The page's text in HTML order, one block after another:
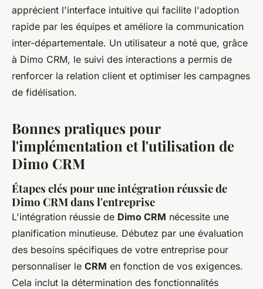
apprécient l'interface intuitive qui facilite l'adoption
rapide par les équipes et améliore la communication
inter-départementale. Un utilisateur a noté que, grâce
à Dimo CRM, le suivi des interactions a permis de
renforcer la relation client et optimiser les campagnes
de fidélisation.
Bonnes pratiques pour
l'implémentation et l'utilisation de
Dimo CRM
Étapes clés pour une intégration réussie de
Dimo CRM dans l'entreprise
L'intégration réussie de Dimo CRM nécessite une
planification minutieuse. Débutez par une évaluation
des besoins spécifiques de votre entreprise pour
personnaliser le CRM en fonction de vos exigences.
Cela inclut la détermination des fonctionnalités